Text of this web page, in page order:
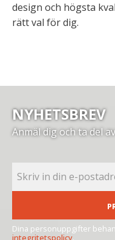
design och högsta
rätt val för dig.
NYHETSBREV
Anmäl dig och ta del
Dina personuppgifter
integritetspolicy.